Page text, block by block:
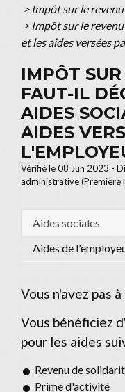
> Impôt sur le
> Impôt sur le
et les aides versées
IMPÔT
FAUT-IL
AIDES
AIDES
Vérifié le 08 Jun 2023 -
administrative (Première
Aides sociales
Aides de
Vous n'avez pas
Vous bénéficiez
pour les aides
Revenu de
Prime d'activité